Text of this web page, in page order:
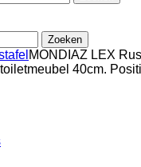
Zoeken
MONDIAZ LEX
40cm.